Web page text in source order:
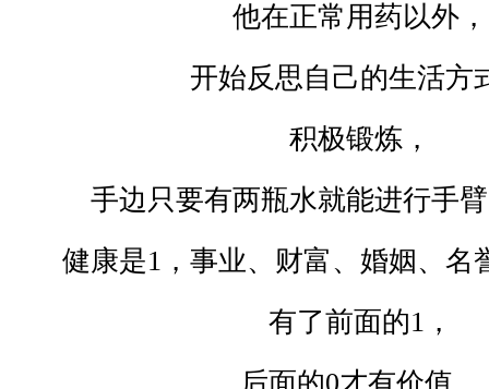
他在正常用药以外，
开始反思自己的生活方
积极锻炼，
手边只要有两瓶水就能进行手
健康是1 ，事业、财富、婚姻、名
有了前面的1 ，